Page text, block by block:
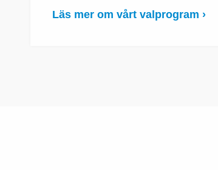
Läs mer om vårt valprogram ›